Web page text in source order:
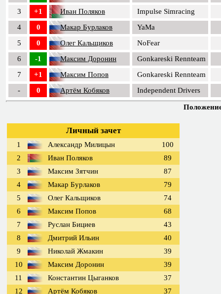
3
+1 Иван Поляков
Impulse Simracing
4
0 Макар Бурлаков
YaMa
5
0 Олег Кальщиков
NoFear
6
-1 Максим Доронин
Gonkareski Rennteam
7
+1 Максим Попов
Gonkareski Rennteam
-
0 Артём Кобяков Independent Drivers
Положение
Личный зачет
1 Александр Милицын
100
2
Иван Поляков
89
3
Максим Зятчин
87
4
Макар Бурлаков
79
5
Олег Кальщиков
74
6
Максим Попов
68
7
Руслан Бициев
43
8
Дмитрий Ильин
40
9
Николай Жмакин
39
10
Максим Доронин
39
11
Константин Цыганков
37
12
Артём Кобяков 37